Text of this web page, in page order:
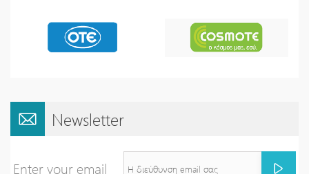
Newsletter
Enter your email